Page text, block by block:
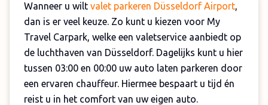
Wanneer u wilt valet parkeren Düsseldorf Airport,
dan is er veel keuze. Zo kunt u kiezen voor My
Travel Carpark, welke een valetservice aanbiedt op
de luchthaven van Düsseldorf. Dagelijks kunt u hier
tussen 03:00 en 00:00 uw auto laten parkeren door
een ervaren chauffeur. Hiermee bespaart u tijd én
reist u in het comfort van uw eigen auto.